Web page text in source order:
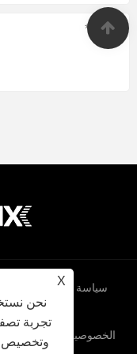
X
نحن
تجربة
وتخصيص
سياسة
الخصوصية